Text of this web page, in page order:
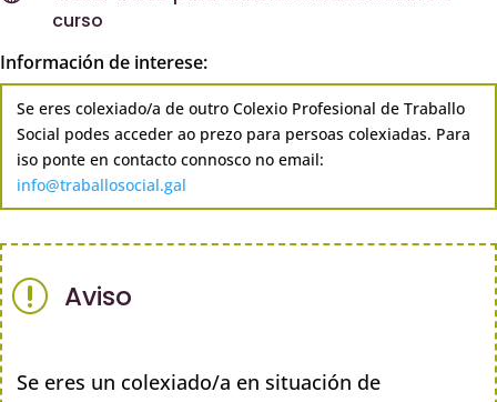
curso
Información de interese:
Se eres colexiado/a de outro Colexio Profesional de Traballo
Social podes acceder ao prezo para persoas colexiadas. Para
iso ponte en contacto connosco no email:
info@traballosocial.gal
r Aviso
Se eres un colexiado/a en situación de